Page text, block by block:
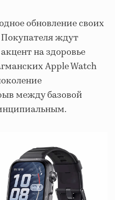
обновление своих
ждут
на здоровье
Apple Watch
между базовой